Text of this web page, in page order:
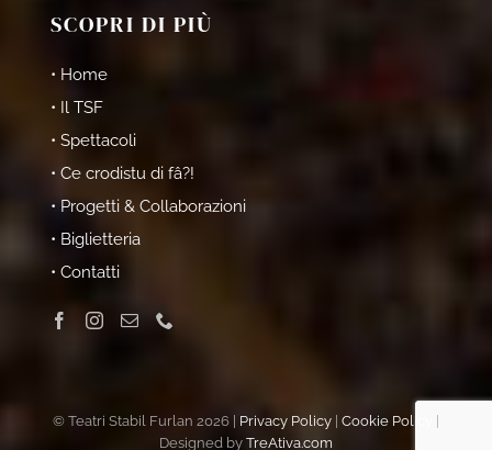
SCOPRI DI PIÙ
• Home
• Il TSF
• Spettacoli
• Ce crodistu di fâ?!
• Progetti & Collaborazioni
• Biglietteria
• Contatti
© Teatri Stabil Furlan 2026 | Privacy Policy| Cookie Policy
Designed by TreAtiva.com